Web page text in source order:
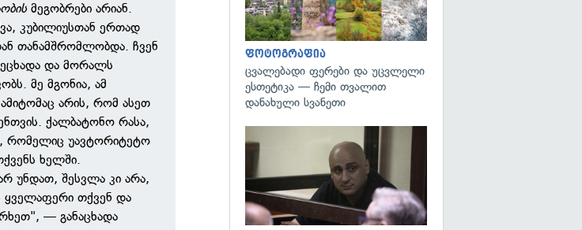
მეგობრები არიან.
კუბილიუსთან ერთად
თანამშრომლობდა. ჩვენ
და მორალს
მე მგონია, ამ
არის, რომ ასეთ
ქალბატონო რასა,
რომელიც უავტორიტეტო
ხელში.
უნდათ, შესვლა კი არა,
ყველაფერი თქვენ და
— განაცხადა
ფოტოგრაფია
ცვალებადი ფერები და უცვლელი
ესთეტიკა — ჩემი თვალით
დანახული სვანეთი